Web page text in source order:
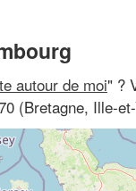
autour de moi" ?
(Bretagne, Ille-